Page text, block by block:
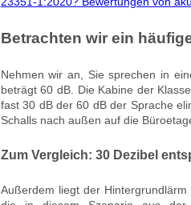
Betrachten wir ein
Nehmen wir an, Sie sprechen in
beträgt 60 dB. Die Kabine der
fast 30 dB der 60 dB der Sprache
Schalls nach außen auf die
Zum Vergleich: 30 Dezibel
Außerdem liegt der